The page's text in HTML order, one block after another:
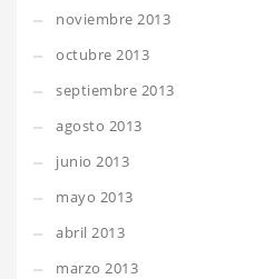
noviembre 2013
octubre 2013
septiembre 2013
agosto 2013
junio 2013
mayo 2013
abril 2013
marzo 2013